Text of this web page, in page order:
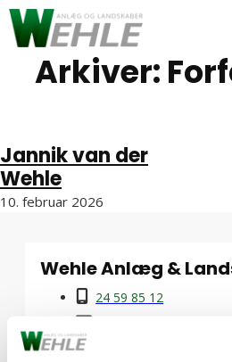
Spring til hovedindhold
Spring til sidefod
Arkiver:
Jannik van der
Wehle
10. februar 2026
Wehle Anlæg &
24 59 85 12